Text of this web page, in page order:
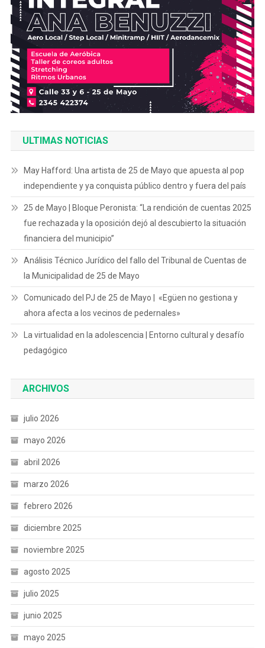
ULTIMAS NOTICIAS
May Hafford: Una artista de 25 de Mayo que apuesta al pop
independiente y ya conquista público dentro y fuera del país
25 de Mayo | Bloque Peronista: “La rendición de cuentas 2025
fue rechazada y la oposición dejó al descubierto la situación
financiera del municipio”
Análisis Técnico Jurídico del fallo del Tribunal de Cuentas de
la Municipalidad de 25 de Mayo
Comunicado del PJ de 25 de Mayo | «Egüen no gestiona y
ahora afecta a los vecinos de pedernales»
La virtualidad en la adolescencia | Entorno cultural y desafío
pedagógico
ARCHIVOS
julio 2026
mayo 2026
abril 2026
marzo 2026
febrero 2026
diciembre 2025
noviembre 2025
agosto 2025
julio 2025
junio 2025
mayo 2025